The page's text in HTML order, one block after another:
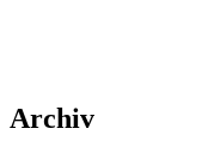
Archiv